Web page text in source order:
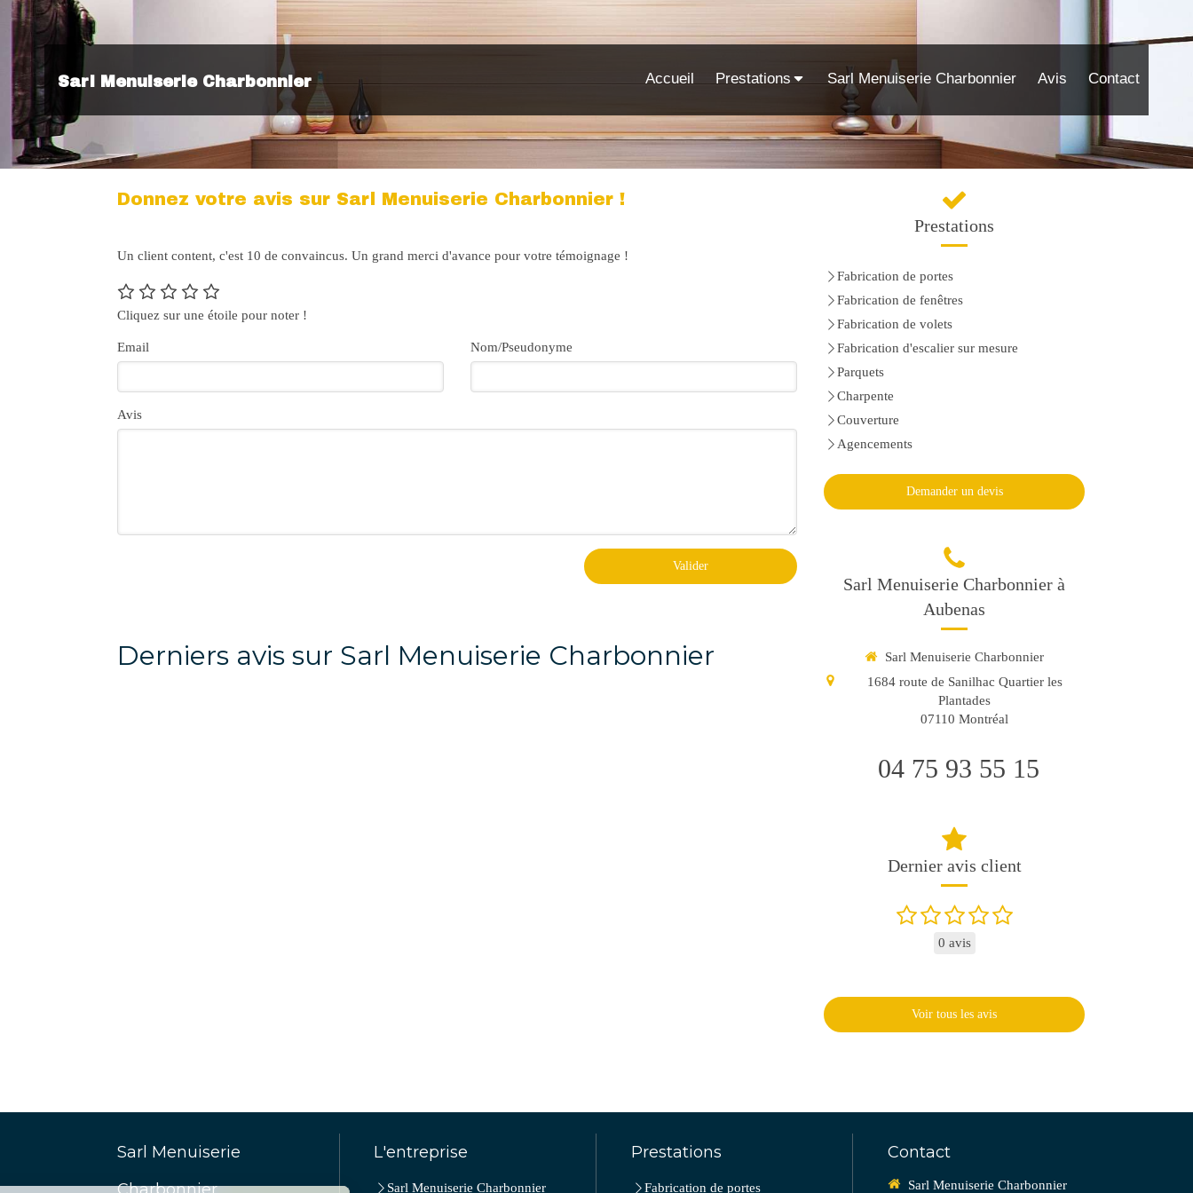
Accueil Prestations Sarl Menuiserie Charbonnier Avis Contact
Sarl Menuiserie Charbonnier
Donnez votre avis sur Sarl Menuiserie Charbonnier !
Un client content, c'est 10 de convaincus. Un grand merci d'avance pour votre témoignage !
Cliquez sur une étoile pour noter !
Email Nom/Pseudonyme
Avis
Valider
Derniers avis sur Sarl Menuiserie Charbonnier
Prestations
Fabrication de portes
Fabrication de fenêtres
Fabrication de volets
Fabrication d'escalier sur mesure
Parquets
Charpente
Couverture
Agencements
Demander un devis
Sarl Menuiserie Charbonnier à
Aubenas
Sarl Menuiserie Charbonnier
1684 route de Sanilhac Quartier les
Plantades
07110 Montréal
04 75 93 55 15
Dernier avis client
0 avis
Voir tous les avis
Sarl Menuiserie
Charbonnier
L'entreprise
Sarl Menuiserie Charbonnier
Prestations
Fabrication de portes
Contact
Sarl Menuiserie Charbonnier